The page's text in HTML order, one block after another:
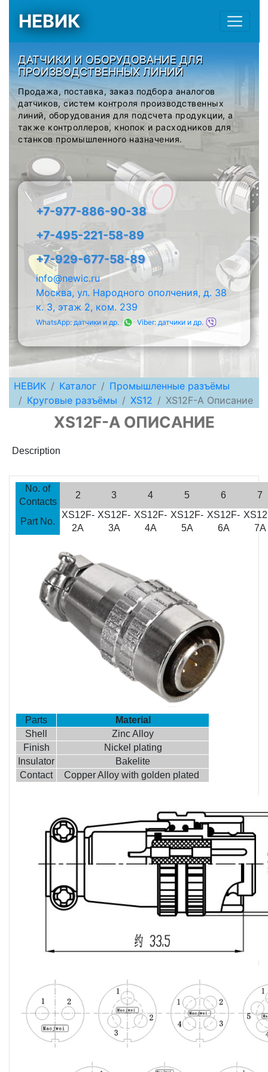
НЕВИК
ДАТЧИКИ И ОБОРУДОВАНИЕ ДЛЯ
ПРОИЗВОДСТВЕННЫХ ЛИНИЙ
Продажа, поставка, заказ подбора аналогов
датчиков, систем контроля производственных
линий, оборудования для подсчета продукции, а
также контроллеров, кнопок и расходников для
станков промышленного назначения.
+7-977-886-90-38
+7-495-221-58-89
+7-929-677-58-89
info@newic.ru
Москва, ул. Народного ополчения, д. 38
к. 3, этаж 2, ком. 239
WhatsApp: датчики и др. Viber: датчики и др.
НЕВИК Каталог
Промышленные разъёмы
Круговые разъёмы
XS12 XS12F-A Описание
XS12F-A ОПИСАНИЕ
Description
No. of
Contacts
2 3 4 5 6 7
Part No.
XS12F-
2A
XS12F-
3A
XS12F-
4A
XS12F-
5A
XS12F-
6A
7A
Parts
Material
Shell
Zinc Alloy
Finish
Nickel plating
Insulator
Bakelite
Contact
Copper Alloy with golden plated